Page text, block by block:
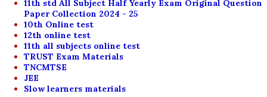
11th std All Subject Half Yearly Exam Original Question
Paper Collection 2024 - 25
10th Online test
12th online test
11th all subjects online test
TRUST Exam Materials
TNCMTSE
JEE
Slow learners materials